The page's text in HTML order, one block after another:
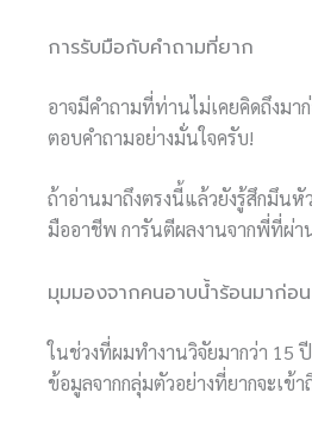
การรับมือกับคำถามที่ยาก
อาจมีคำถามที่ท่านไม่เคยคิดถึงม
ตอบคำถามอย่างมั่นใจครับ!
ถ้าอ่านมาถึงตรงนี้แล้วยังรู้สึกมึนหั
มืออาชีพ การันตีผลงานจากพี่ที่ผ่า
มุมมองจากคนอาบน้ำร้อนมาก่
ในช่วงที่ผมทำงานวิจัยมากว่า 15
ข้อมูลจากกลุ่มตัวอย่างที่ยากจะเข้